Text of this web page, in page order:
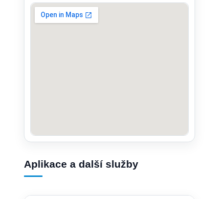
Aplikace a další služby